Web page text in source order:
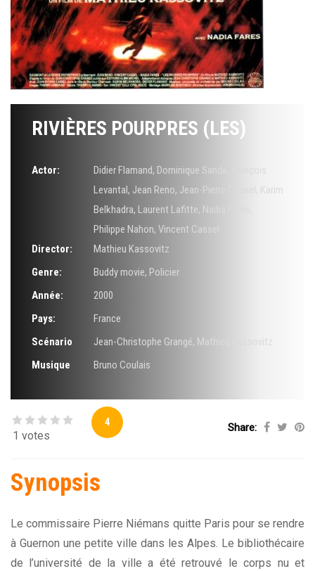
RIVIÈRES POURPRES (LES)
Actor: Didier Flamand, Dominique Sanda
Levantal, Jean Reno, Jean-Pierre Cassel
Karim
Belkhadra, Laurent Lafitte, Nadia Farès
Philippe Nahon, Vincent Cassel
Director:
Mathieu Kassovitz
Genre:
Buddy movie, Policier
Année:
2000
Pays:
France
Scénario
Jean-Christophe Grangé, Mathieu Kassovitz
Musique
Bruno Coulais
1 votes
4 Share:
Synopsis
Le commissaire Pierre Niémans quitte Paris pour se rendre
à Guernon une petite ville dans les Alpes. Le bibliothécaire
de l’université de la ville a été retrouvé le corps nu et